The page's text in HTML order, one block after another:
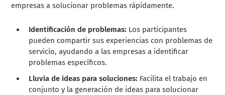
empresas a solucionar problemas rápidamente.
Identificación de problemas: Los participantes
pueden compartir sus experiencias con problemas de
servicio, ayudando a las empresas a identificar
problemas específicos.
Lluvia de ideas para soluciones: Facilita el trabajo en
conjunto y la generación de ideas para solucionar